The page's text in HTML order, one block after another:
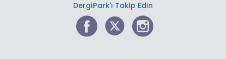
DergiPark'ı Takip Edin